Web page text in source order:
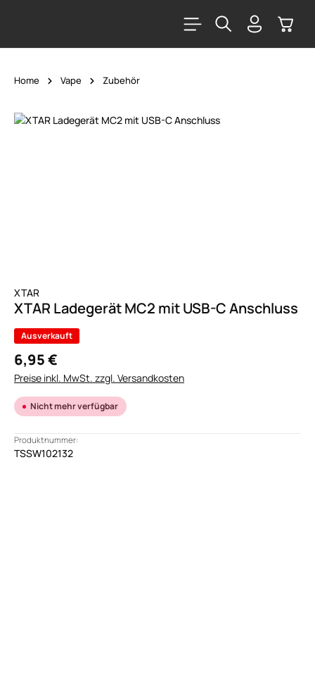
Home Vape Zubehör
Bildergalerie überspringen
XTAR
XTAR Ladegerät MC2 mit USB-C Anschluss
Ausverkauft
6,95 €
Preise inkl. MwSt. zzgl. Versandkosten
Nicht mehr verfügbar
Produktnummer:
TSSW102132